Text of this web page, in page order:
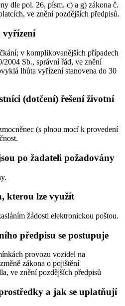
dle pol. 26, písm. c) a g) zákona č.
ve znění pozdějších předpisů.
vyřízení
v komplikovanějších případech
2004 Sb., správní řád, ve znění
lhůta vyřízení stanovena do 30
(dotčení) řešení životní
(s plnou mocí k provedení
po žadateli požadovány
kterou lze využít
žádosti elektronickou poštou.
předpisu se postupuje
provozu vozidel na
zákona o pojištění
ve znění pozdějších předpisů
a jak se uplatňují